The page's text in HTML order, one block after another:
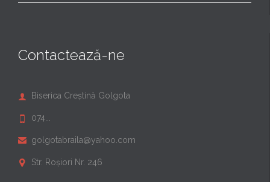
Contactează-ne
 Biserica Creștină Golgota
 074...
 golgotabraila@yahoo.com
 Str. Roșiori Nr. 246